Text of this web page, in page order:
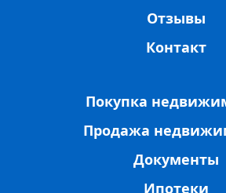
Отзывы
Контакт
Покупка
Продажа
Документы
Ипотеки